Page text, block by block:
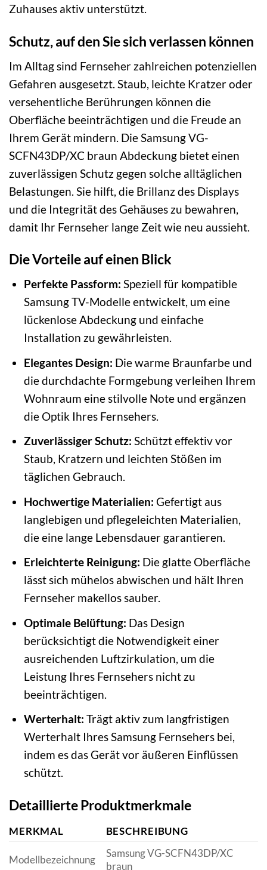
Zuhauses aktiv unterstützt.
Schutz, auf den Sie sich verlassen können
Im Alltag sind Fernseher zahlreichen potenziellen
Gefahren ausgesetzt. Staub, leichte Kratzer oder
versehentliche Berührungen können die
Oberfläche beeinträchtigen und die Freude an
Ihrem Gerät mindern. Die Samsung VG-
SCFN43DP/XC braun Abdeckung bietet einen
zuverlässigen Schutz gegen solche alltäglichen
Belastungen. Sie hilft, die Brillanz des Displays
und die Integrität des Gehäuses zu bewahren,
damit Ihr Fernseher lange Zeit wie neu aussieht.
Die Vorteile auf einen Blick
Perfekte Passform: Speziell für kompatible
Samsung TV-Modelle entwickelt, um eine
lückenlose Abdeckung und einfache
Installation zu gewährleisten.
Elegantes Design: Die warme Braunfarbe und
die durchdachte Formgebung verleihen Ihrem
Wohnraum eine stilvolle Note und ergänzen
die Optik Ihres Fernsehers.
Zuverlässiger Schutz: Schützt effektiv vor
Staub, Kratzern und leichten Stößen im
täglichen Gebrauch.
Hochwertige Materialien: Gefertigt aus
langlebigen und pflegeleichten Materialien,
die eine lange Lebensdauer garantieren.
Erleichterte Reinigung: Die glatte Oberfläche
lässt sich mühelos abwischen und hält Ihren
Fernseher makellos sauber.
Optimale Belüftung: Das Design
berücksichtigt die Notwendigkeit einer
ausreichenden Luftzirkulation, um die
Leistung Ihres Fernsehers nicht zu
beeinträchtigen.
Werterhalt: Trägt aktiv zum langfristigen
Werterhalt Ihres Samsung Fernsehers bei,
indem es das Gerät vor äußeren Einflüssen
schützt.
Detaillierte Produktmerkmale
MERKMAL BESCHREIBUNG
Modellbezeichnung
Samsung VG-SCFN43DP/XC
braun